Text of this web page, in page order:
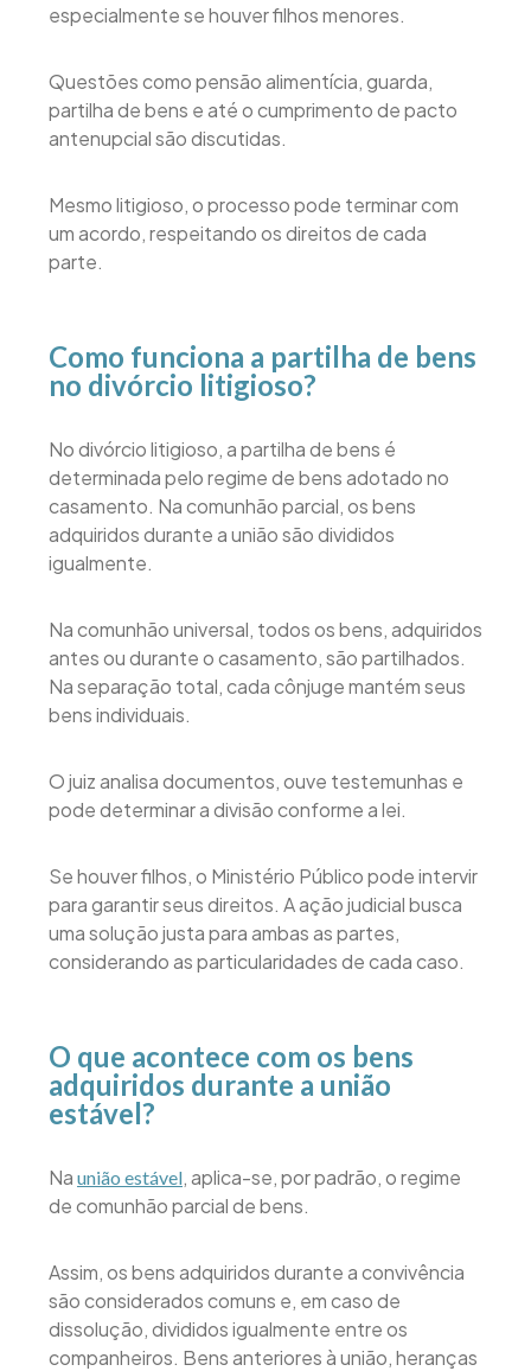
especialmente se houver filhos menores.
Questões como pensão alimentícia, guarda,
partilha de bens e até o cumprimento de pacto
antenupcial são discutidas.
Mesmo litigioso, o processo pode terminar com
um acordo, respeitando os direitos de cada
parte.
Como funciona a partilha de bens
no divórcio litigioso?
No divórcio litigioso, a partilha de bens é
determinada pelo regime de bens adotado no
casamento. Na comunhão parcial, os bens
adquiridos durante a união são divididos
igualmente.
Na comunhão universal, todos os bens, adquiridos
antes ou durante o casamento, são partilhados.
Na separação total, cada cônjuge mantém seus
bens individuais.
O juiz analisa documentos, ouve testemunhas e
pode determinar a divisão conforme a lei.
Se houver filhos, o Ministério Público pode intervir
para garantir seus direitos. A ação judicial busca
uma solução justa para ambas as partes,
considerando as particularidades de cada caso.
O que acontece com os bens
adquiridos durante a união
estável?
Na união estável, aplica-se, por padrão, o regime
de comunhão parcial de bens.
Assim, os bens adquiridos durante a convivência
são considerados comuns e, em caso de
dissolução, divididos igualmente entre os
companheiros. Bens anteriores à união, heranças